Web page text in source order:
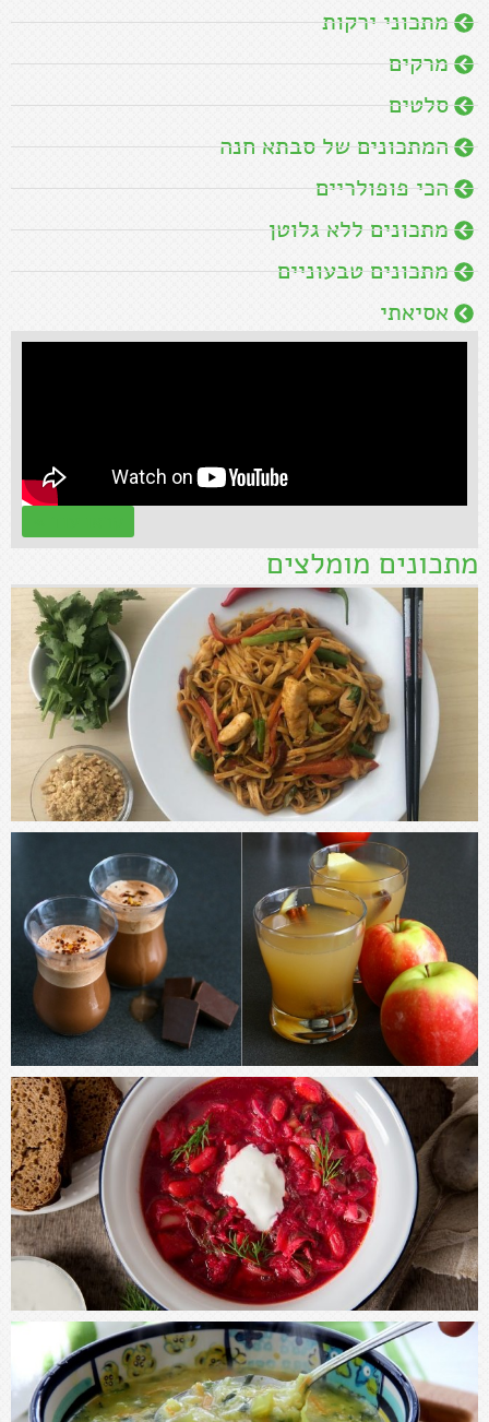
מתכוני ירקות
מרקים
סלטים
המתכונים של סבתא חנה
הכי פופולריים
מתכונים ללא גלוטן
מתכונים טבעוניים
אסיאתי
מתכונים מומלצים